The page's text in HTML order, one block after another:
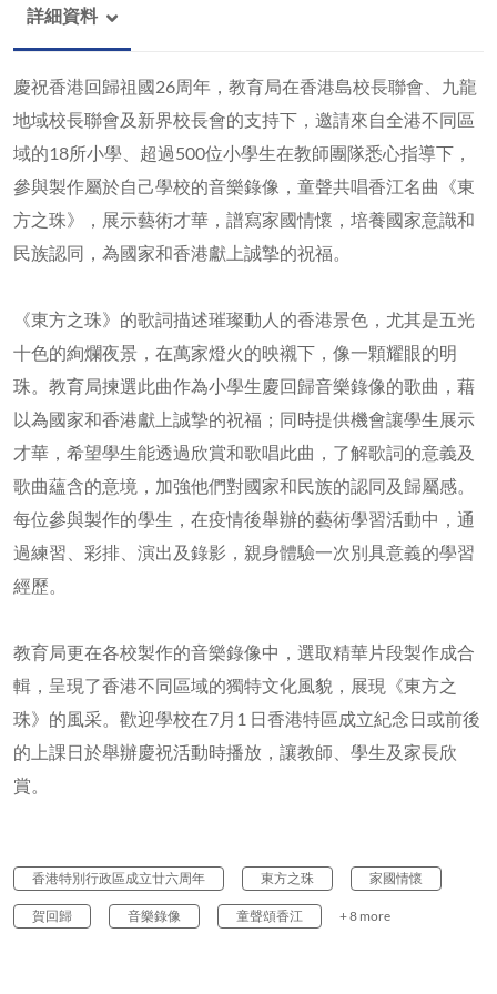
詳細資料
慶祝香港回歸祖國26周年，教育局在香港島校長聯會、九龍
地域校長聯會及新界校長會的支持下，邀請來自全港不同區
域的18所小學、超過500位小學生在教師團隊悉心指導下，
參與製作屬於自己學校的音樂錄像，童聲共唱香江名曲《東
方之珠》，展示藝術才華，譜寫家國情懷，培養國家意識和
民族認同，為國家和香港獻上誠摯的祝福。
《東方之珠》的歌詞描述璀璨動人的香港景色，尤其是五光
十色的絢爛夜景，在萬家燈火的映襯下，像一顆耀眼的明
珠。教育局揀選此曲作為小學生慶回歸音樂錄像的歌曲，藉
以為國家和香港獻上誠摯的祝福；同時提供機會讓學生展示
才華，希望學生能透過欣賞和歌唱此曲，了解歌詞的意義及
歌曲蘊含的意境，加強他們對國家和民族的認同及歸屬感。
每位參與製作的學生，在疫情後舉辦的藝術學習活動中，通
過練習、彩排、演出及錄影，親身體驗一次別具意義的學習
經歷。
教育局更在各校製作的音樂錄像中，選取精華片段製作成合
輯，呈現了香港不同區域的獨特文化風貌，展現《東方之
珠》的風采。歡迎學校在7月1 日香港特區成立紀念日或前後
的上課日於舉辦慶祝活動時播放，讓教師、學生及家長欣
賞。
香港特別行政區成立廿六周年 東方之珠 家國情懷
賀回歸 音樂錄像 童聲頌香江 + 8 more